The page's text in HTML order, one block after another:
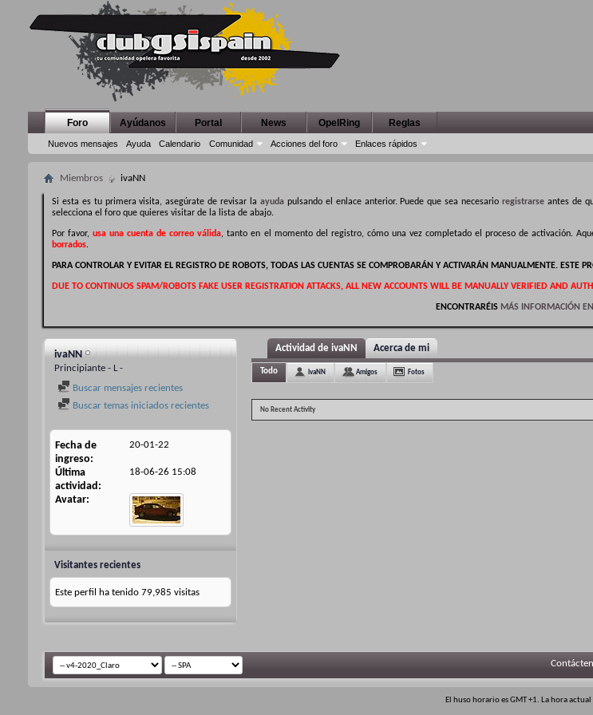
Foro
Nuevos mensajes Ayuda Calendario Comunidad Acciones del foro Enlaces rápidos
Ayúdanos Portal News OpelRing Reglas
Miembros ivaNN
Si esta es tu primera visita, asegúrate de revisar la ayudapulsando el enlace anterior. Puede que sea necesarioregistrarse antes de
selecciona el foro que quieres visitar de la lista de abajo.
Por favor,usa una cuenta de correo válida, tanto en el momento del registro, cómo una vez completado el proceso de activación.
borrados.
PARA CONTROLAR Y EVITAR EL REGISTRO DE ROBOTS, TODAS LAS CUENTAS SE COMPROBARÁN Y ACTIVARÁN MANUALMENTE. ESTE
DUE TO CONTINUOS SPAM/ROBOTS FAKE USER REGISTRATION ATTACKS, ALL NEW ACCOUNTS WILL BE MANUALLY VERIFIED AND
ENCONTRARÉIS MÁS INFORMACIÓN
ivaNN
Principiante - L -
Buscar mensajes recientes
Buscar temas iniciados recientes
Fecha de
ingreso
20-01-22
Última
actividad
18-06-26 15:08
Avatar
Visitantes recientes
Este perfil ha tenido 79,985 visitas
Actividad de ivaNN Acerca de mi
Todo ivaNN Amigos Fotos
No Recent Activity
El huso horario es GMT +1. La hora actual